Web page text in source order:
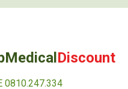
Discount
0810.247.334